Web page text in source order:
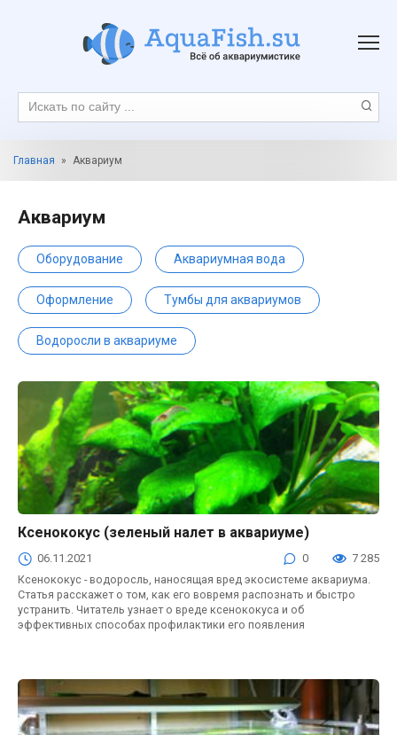
Главная » Аквариум
Аквариум
Оборудование Аквариумная вода
Оформление Тумбы для аквариумов
Водоросли в аквариуме
Водоросли в аквариуме
Ксенококус (зеленый налет в аквариуме)
06.11.2021 0
7 285
Ксенококус - водоросль, наносящая вред экосистеме аквариума.
Статья расскажет о том, как его вовремя распознать и быстро
устранить. Читатель узнает о вреде ксенококуса и об
эффективных способах профилактики его появления